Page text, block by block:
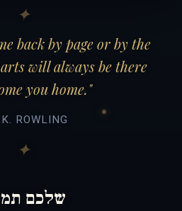
back by page or by the
will always be there
you home."
ROWLING
שלכם